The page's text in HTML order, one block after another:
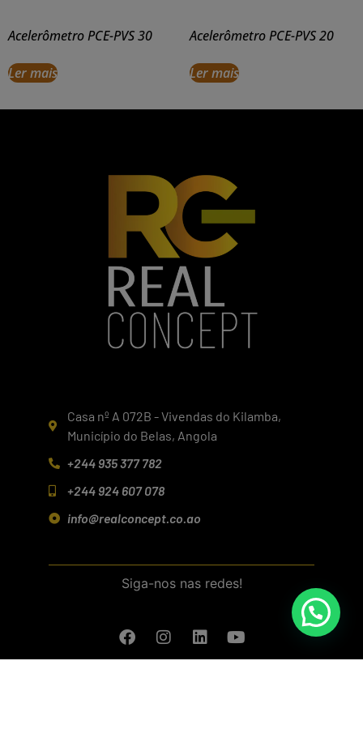
Acelerômetro PCE-PVS 30
Ler mais
Acelerômetro PCE-PVS 20
Ler mais
Casa nº A 072B - Vivendas do Kilamba,
Município do Belas, Angola
+244 935 377 782
+244 924 607 078
info@realconcept.co.ao
Siga-nos nas redes!